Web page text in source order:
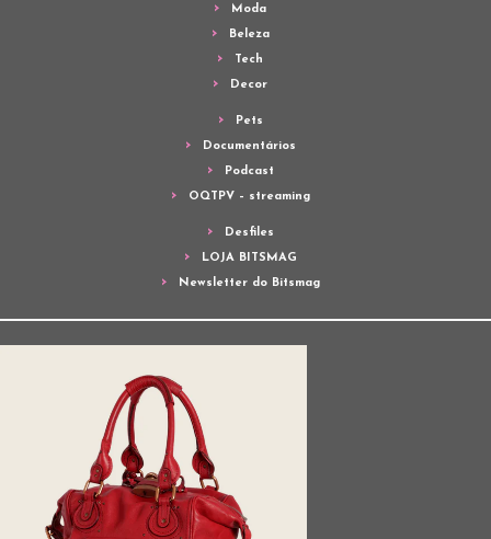
Moda
Beleza
Tech
Decor
Pets
Documentários
Podcast
OQTPV – streaming
Desfiles
LOJA BITSMAG
Newsletter do Bitsmag